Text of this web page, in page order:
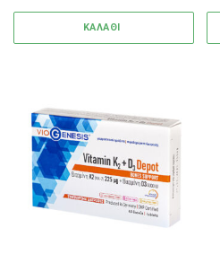
ΚΑΛΑΘΙ